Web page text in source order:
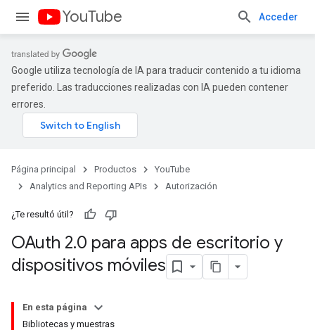
YouTube Acceder
Google utiliza tecnología de IA para traducir contenido a tu idioma
preferido. Las traducciones realizadas con IA pueden contener
errores.
Página principal Productos
YouTube
Analytics and Reporting APIs
Autorización
¿Te resultó útil?
OAuth 2.0 para apps de escritorio y
dispositivos móviles
En esta página
Bibliotecas y muestras